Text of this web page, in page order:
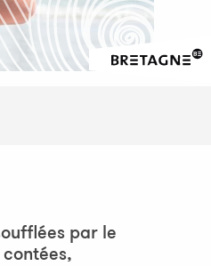
par le